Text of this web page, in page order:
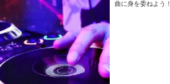
曲に身を委ねよう！